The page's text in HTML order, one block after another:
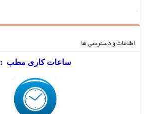
;
اطلاعات و دسترسی ها
ساعات کاری مطب :